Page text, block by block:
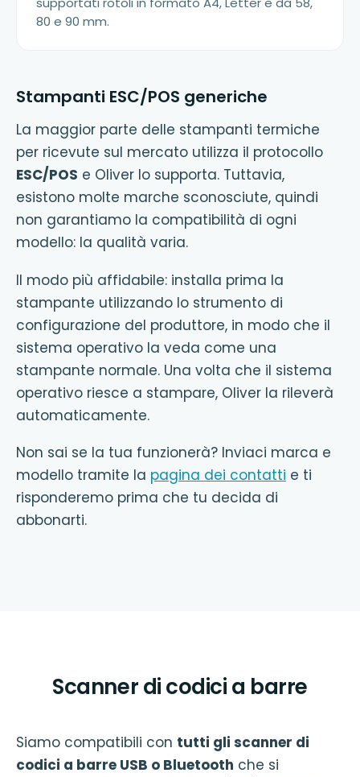
80 e 90 mm.
Stampanti ESC/POS generiche
La maggior parte delle stampanti termiche
per ricevute sul mercato utilizza il protocollo
ESC/POS e Oliver lo supporta. Tuttavia,
esistono molte marche sconosciute, quindi
non garantiamo la compatibilità di ogni
modello: la qualità varia.
Il modo più affidabile: installa prima la
stampante utilizzando lo strumento di
configurazione del produttore, in modo che il
sistema operativo la veda come una
stampante normale. Una volta che il sistema
operativo riesce a stampare, Oliver la rileverà
automaticamente.
Non sai se la tua funzionerà? Inviaci marca e
modello tramite la pagina dei contatti e ti
risponderemo prima che tu decida di
abbonarti.
Scanner di codici a barre
Siamo compatibili con tutti gli scanner di
codici a barre USB o Bluetooth che si